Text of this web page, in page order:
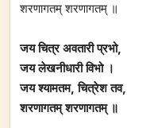
शरणागतम् शरणागतम् ॥
जय चित्र अवतारी प्रभो,
जय लेखनीधारी विभो ।
जय श्यामतम, चित्रेश तव,
शरणागतम् शरणागतम् ॥